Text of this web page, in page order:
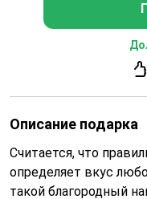
Описание подарка
Считается, что
определяет вкус
такой благородный